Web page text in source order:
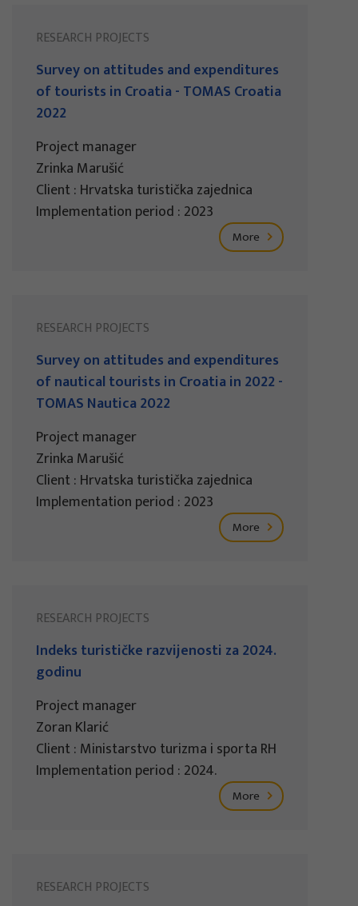
RESEARCH PROJECTS
Survey on attitudes and expenditures
of tourists in Croatia - TOMAS Croatia
2022
Project manager
Zrinka Marušić
Client : Hrvatska turistička zajednica
Implementation period : 2023
More
RESEARCH PROJECTS
Survey on attitudes and expenditures
of nautical tourists in Croatia in 2022 -
TOMAS Nautica 2022
Project manager
Zrinka Marušić
Client : Hrvatska turistička zajednica
Implementation period : 2023
More
RESEARCH PROJECTS
Indeks turističke razvijenosti za 2024.
godinu
Project manager
Zoran Klarić
Client : Ministarstvo turizma i sporta RH
Implementation period : 2024.
More
RESEARCH PROJECTS